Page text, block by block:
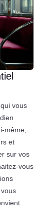
vous
même,
et
sur vos
vous